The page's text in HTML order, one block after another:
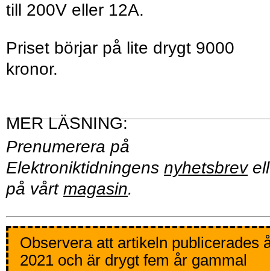
till 200V eller 12A.
Priset börjar på lite drygt 9000
kronor.
Prenumerera på
Elektroniktidningens nyhetsbrev
på vårt magasin.
Observera att artikeln publicerades
2021 och är drygt fem år gammal